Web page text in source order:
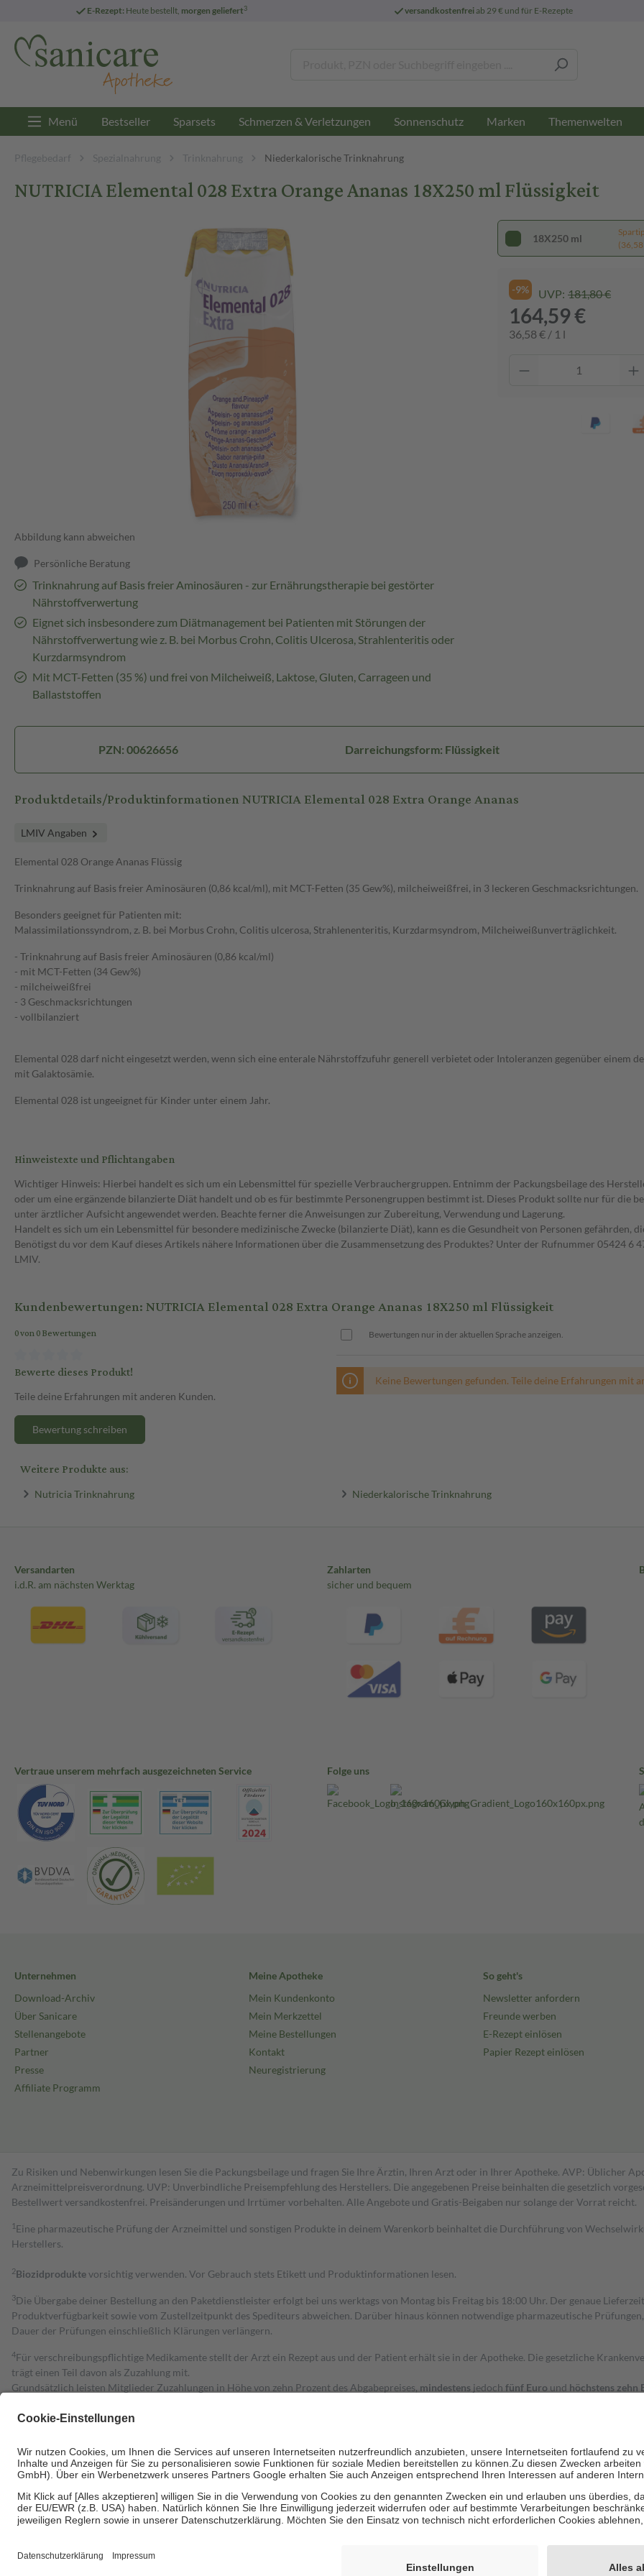
E-Rezept: Heute bestellt, morgen geliefert3 versandkostenfreiab 29 € und für E-Rezepte
Menü Bestseller Sparsets Schmerzen & Verletzungen Sonnenschutz Marken Themenwelten
Pflegebedarf Spezialnahrung Trinknahrung Niederkalorische Trinknahrung
NUTRICIA Elemental 028 Extra Orange Ananas 18X250 ml Flüssigkeit
Abbildung kann abweichen
Persönliche Beratung
Trinknahrung auf Basis freier Aminosäuren - zur Ernährungstherapie bei gestörter
Nährstoffverwertung
Eignet sich insbesondere zum Diätmanagement bei Patienten mit Störungen der
Nährstoffverwertung wie z. B. bei Morbus Crohn, Colitis Ulcerosa, Strahlenteritis oder
Kurzdarmsyndrom
Mit MCT-Fetten (35 %) und frei von Milcheiweiß, Laktose, Gluten, Carrageen und
Ballaststoffen
18X250 ml
(36,58
-9% UVP: 181,80 €
164,59 €
36,58 € / 1 l
PZN: 00626656 Darreichungsform: Flüssigkeit
Produktdetails/Produktinformationen NUTRICIA Elemental 028 Extra Orange Ananas
LMIV Angaben
Elemental 028 Orange Ananas Flüssig
Trinknahrung auf Basis freier Aminosäuren (0,86 kcal/ml), mit MCT-Fetten (35 Gew%), milcheiweißfrei, in 3 leckeren Geschmacksrichtungen.
Besonders geeignet für Patienten mit:
Malassimilationssyndrom, z. B. bei Morbus Crohn, Colitis ulcerosa, Strahlenenteritis, Kurzdarmsyndrom, Milcheiweißunverträglichkeit.
- Trinknahrung auf Basis freier Aminosäuren (0,86 kcal/ml)
- mit MCT-Fetten (34 Gew%)
- milcheiweißfrei
- 3 Geschmacksrichtungen
- vollbilanziert
Elemental 028 darf nicht eingesetzt werden, wenn sich eine enterale Nährstoffzufuhr generell verbietet oder Intoleranzen gegenüber einem
mit Galaktosämie.
Elemental 028 ist ungeeignet für Kinder unter einem Jahr.
Hinweistexte und Pflichtangaben
Wichtiger Hinweis: Hierbei handelt es sich um ein Lebensmittel für spezielle Verbrauchergruppen. Entnimm der Packungsbeilage des
oder um eine ergänzende bilanzierte Diät handelt und ob es für bestimmte Personengruppen bestimmt ist. Dieses Produkt sollte nur für die
unter ärztlicher Aufsicht angewendet werden. Beachte ferner die Anweisungen zur Zubereitung, Verwendung und Lagerung.
Handelt es sich um ein Lebensmittel für besondere medizinische Zwecke (bilanzierte Diät), kann es die Gesundheit von Personen gefährden,
Benötigst du vor dem Kauf dieses Artikels nähere Informationen über die Zusammensetzung des Produktes? Unter der Rufnummer 05424 6
LMIV.
Kundenbewertungen: NUTRICIA Elemental 028 Extra Orange Ananas 18X250 ml Flüssigkeit
0 von 0 Bewertungen
Bewerte dieses Produkt!
Teile deine Erfahrungen mit anderen Kunden.
Bewertung schreiben
Bewertungen nur in der aktuellen Sprache anzeigen.
Keine Bewertungen gefunden. Teile deine Erfahrungen mit
Weitere Produkte aus:
Nutricia Trinknahrung Niederkalorische Trinknahrung
Versandarten
i.d.R. am nächsten Werktag
Zahlarten
sicher und bequem
Vertraue unserem mehrfach ausgezeichneten Service Folge uns
Unternehmen
Download-Archiv
Über Sanicare
Stellenangebote
Partner
Presse
Affiliate Programm
Meine Apotheke
Mein Kundenkonto
Mein Merkzettel
Meine Bestellungen
Kontakt
Neuregistrierung
So geht's
Newsletter anfordern
Freunde werben
E-Rezept einlösen
Papier Rezept einlösen
Zu Risiken und Nebenwirkungen lesen Sie die Packungsbeilage und fragen Sie Ihre Ärztin, Ihren Arzt oder in Ihrer Apotheke. AVP: Üblicher
Arzneimittelpreisverordnung. UVP: Unverbindliche Preisempfehlung des Herstellers. Die angegebenen Preise beinhalten die gesetzlich
Bestell­wert versand­kosten­frei. Preisänderungen und Irrtümer vorbehalten. Alle Angebote und Gratis-Beigaben nur solange der Vorrat reicht.
1 Eine pharmazeutische Prüfung der Arzneimittel und sonstigen Produkte in deinem Warenkorb beinhaltet die Durchführung von
Herstellers.
2Biozidproduktevorsichtig verwenden. Vor Gebrauch stets Etikett und Produktinformationen lesen.
3Die Übergabe deiner Bestellung an den Paketdienstleister erfolgt bei uns werktags von Montag bis Freitag bis 18:00 Uhr. Der genaue
Produktverfügbarkeit sowie vom Zustellzeitpunkt des Spediteurs abweichen. Darüber hinaus können notwendige pharmazeutische
Dauer der Prüfungen einschließlich Klärungen verlängern.
4Für verschreibungspflichtige Medikamente stellt der Arzt ein Rezept aus und der Patient erhält sie in der Apotheke. Die gesetzliche
trägt einen Teil davon als Zuzahlung mit.
Grundsätzlich leisten Mitglieder Zuzahlungen in Höhe von zehn Prozent des Abgabepreises, mindestens jedoch fünf Euro und höchstens zehn
Diese Regeln gelten grundsätzlich auch für Online-Apotheken.
Um das Engagement der Versicherten für ihre eigene Gesundheit zu stärken und die besondere Stellung der Familie zu unterstützen, fallen
• Kindern und Jugendlichen bis zum vollendeten 18. Lebensjahr mit Ausnahme der Fahrkosten
• Untersuchungen zur Vorsorge und Früherkennung, die von der GKV getragen werden
• empfohlenen Schutzimpfungen
• Harn- und Blutteststreifen
Informationen findest du hier: https://help.etrusted.com/hc/de/articles/4419944605341